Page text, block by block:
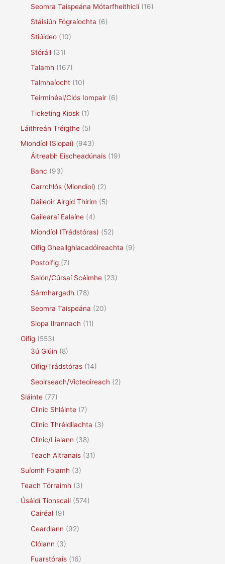
Seomra Taispeána Mótarfheithiclí(16)
Stáisiún Fógraíochta (6)
Stiúideo (10)
Stóráil (31)
Talamh (167)
Talmhaíocht (10)
Teirminéal/Clós Iompair (6)
Ticketing Kiosk (1)
Láithreán Tréigthe (5)
Miondíol (Siopaí) (943)
Áitreabh Eischeadúnais (19)
Banc (93)
Carrchlós (Miondíol) (2)
Dáileoir Airgid Thirim (5)
Gailearaí Ealaíne (4)
Miondíol (Trádstóras) (52)
Oifig Gheallghlacadóireachta (9)
Postoifig (7)
Salón/Cúrsaí Scéimhe (23)
Sármhargadh (78)
Seomra Taispeána (20)
Siopa Ilrannach (11)
Oifig (553)
3ú Glúin (8)
Oifig/Trádstóras (14)
Seoirseach/Victeoireach (2)
Sláinte (77)
Clinic Shláinte (7)
Clinic Thréidliachta (3)
Clinic/Lialann (38)
Teach Altranais (31)
Suíomh Folamh (3)
Teach Tórraimh (3)
Úsáidí Tionscail (574)
Cairéal (9)
Ceardlann (92)
Clólann (3)
Fuarstórais (16)